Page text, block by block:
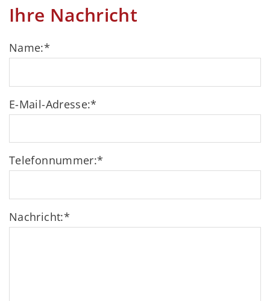
Ihre Nachricht
Name:*
E-Mail-Adresse:*
Telefonnummer:*
Nachricht:*